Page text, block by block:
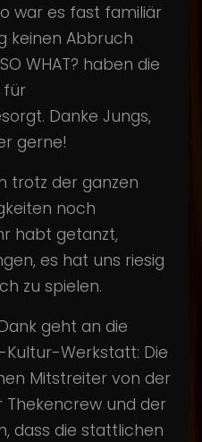
war es fast familiär
keinen Abbruch
WHAT? haben die
für
Danke Jungs,
gerne!
trotz der ganzen
noch
habt getanzt,
es hat uns riesig
zu spielen.
geht an die
Werkstatt: Die
Mitstreiter von der
Thekencrew und der
dass die stattlichen